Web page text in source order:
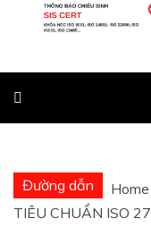
Đường dẫn Home
TIÊU CHUẨN ISO